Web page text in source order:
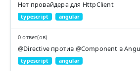
Нет провайдера для HttpClient
typescript angular
0 ответ(ов)
@Directive против @Component в
typescript angular